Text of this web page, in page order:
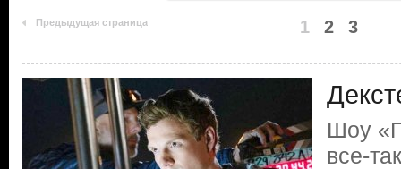
Предыдущая страница 1 2 3
Шоу
все-